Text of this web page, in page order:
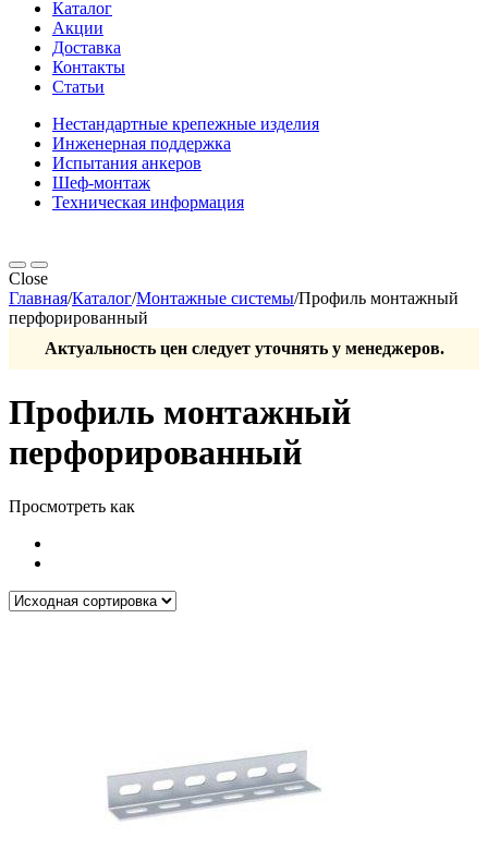
Каталог
Акции
Доставка
Контакты
Статьи
Нестандартные крепежные изделия
Инженерная поддержка
Испытания анкеров
Шеф-монтаж
Техническая информация
Close
Главная/Каталог/Монтажные системы/Профиль монтажный
перфорированный
Актуальность цен следует уточнять у менеджеров.
Профиль монтажный
перфорированный
Просмотреть как